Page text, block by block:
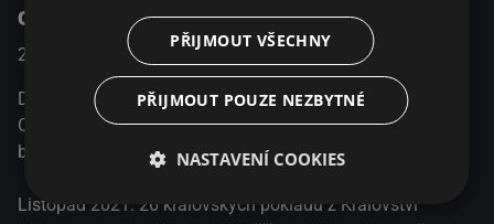
O pořadu
2024 Francie / Senegal / Benin Dokumentární
Dokument oceněný Zlatým medvědem na Berlinale 2024.
Cesta 26 ukradených pokladů z Království Dahomey, které
byly vystaveny v Paříži, a nyní se vrací zpět do Beninu.
Listopad 2021. 26 královských pokladů z Království
PŘIJMOUT VŠECHNY
PŘIJMOUT POUZE NEZBYTNÉ
NASTAVENÍ COOKIES